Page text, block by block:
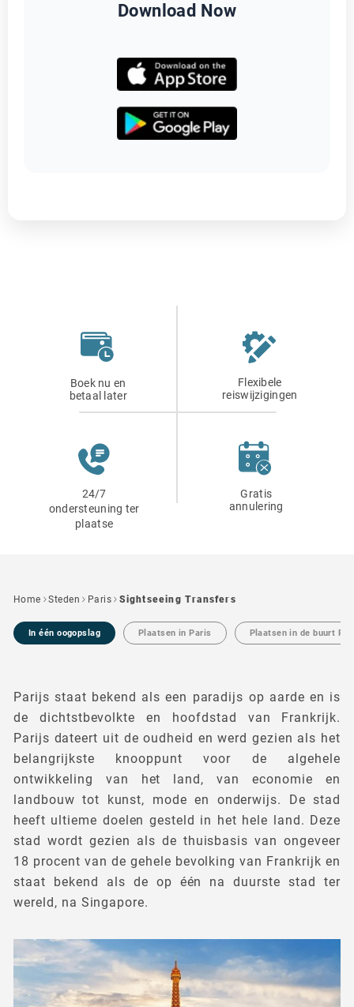
Download Now
Boek nu en
betaal later
Flexibele
reiswijzigingen
Gratis
annulering
24/7
ondersteuning ter
plaatse
Home Steden Paris Sightseeing Transfers
In één oogopslag Plaatsen in Paris Plaatsen in de buurt
Parijs staat bekend als een paradijs op aarde en is
de dichtstbevolkte en hoofdstad van Frankrijk.
Parijs dateert uit de oudheid en werd gezien als het
belangrijkste knooppunt voor de algehele
ontwikkeling van het land, van economie en
landbouw tot kunst, mode en onderwijs. De stad
heeft ultieme doelen gesteld in het hele land. Deze
stad wordt gezien als de thuisbasis van ongeveer
18 procent van de gehele bevolking van Frankrijk en
staat bekend als de op één na duurste stad ter
wereld, na Singapore.